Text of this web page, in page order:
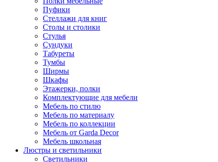
Пуфики
Стеллажи для книг
Столы и столики
Стулья
Сундуки
Табуреты
Тумбы
Ширмы
Шкафы
Этажерки, полки
Комплектующие для мебели
Мебель по стилю
Мебель по материалу
Мебель по коллекции
Мебель от Garda Decor
Мебель школьная
Люстры и светильники
Светильники